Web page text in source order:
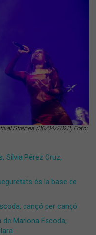
Strenes (30/04/2023) Foto:
Sílvia Pérez Cruz,
és la base de
cançó per cançó
Mariona Escoda,